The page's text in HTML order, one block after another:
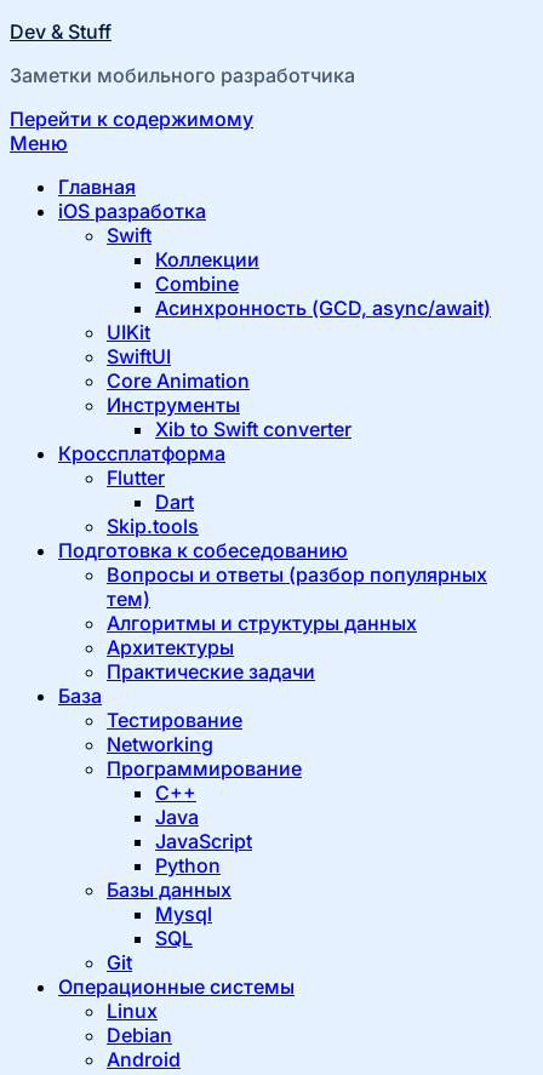
Dev & Stuff
Заметки мобильного разработчика
Перейти к содержимому
Меню
Главная
iOS разработка
Swift
Коллекции
Combine
Асинхронность (GCD, async/await)
UIKit
SwiftUI
Core Animation
Инструменты
Xib to Swift converter
Кроссплатформа
Flutter
Dart
Skip.tools
Подготовка к собеседованию
Вопросы и ответы (разбор популярных
тем)
Алгоритмы и структуры данных
Архитектуры
Практические задачи
База
Тестирование
Networking
Программирование
C++
Java
JavaScript
Python
Базы данных
Mysql
SQL
Git
Операционные системы
Linux
Debian
Android